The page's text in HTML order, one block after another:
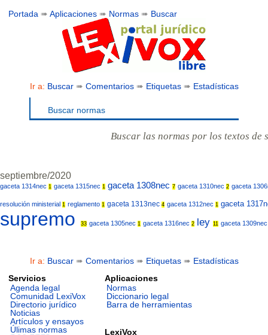
Portada ➠Aplicaciones ➠ Normas ➠ Buscar
Ir a: Buscar➠ Comentarios➠ Etiquetas➠ Estadísticas
Buscar normas
Buscar las normas por los textos de
septiembre/2020
gaceta 1314nec 1 gaceta 1315nec 1 gaceta 1308nec 7 gaceta 1310nec 2 gaceta
resolución ministerial 1 reglamento 1 gaceta 1313nec 4 gaceta 1312nec 1 gaceta
supremo 33 gaceta 1305nec 1 gaceta 1316nec 2 ley 11 gaceta
Ir a: Buscar➠ Comentarios➠ Etiquetas➠ Estadísticas
Servicios
Agenda legal
Comunidad LexiVox
Directorio jurídico
Noticias
Artículos y ensayos
Úlimas normas
Aplicaciones
Normas
Diccionario legal
Barra de herramientas
LexiVox